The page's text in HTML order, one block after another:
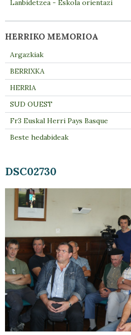
DSC02730
Lanbidetzea - Eskola orientazi
HERRIKO MEMORIOA
Argazkiak
BERRIXKA
HERRIA
SUD OUEST
Fr3 Euskal Herri Pays Basque
Beste hedabideak